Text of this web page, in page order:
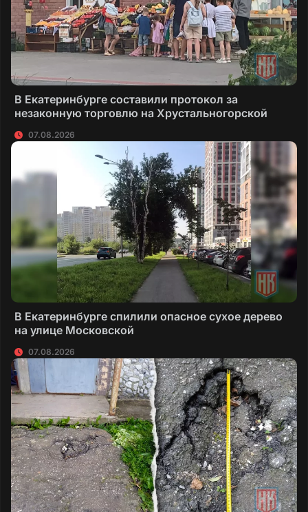
В Екатеринбурге составили протокол за
незаконную торговлю на Хрустальногорской
07.08.2026
В Екатеринбурге спилили опасное сухое дерево
на улице Московской
07.08.2026